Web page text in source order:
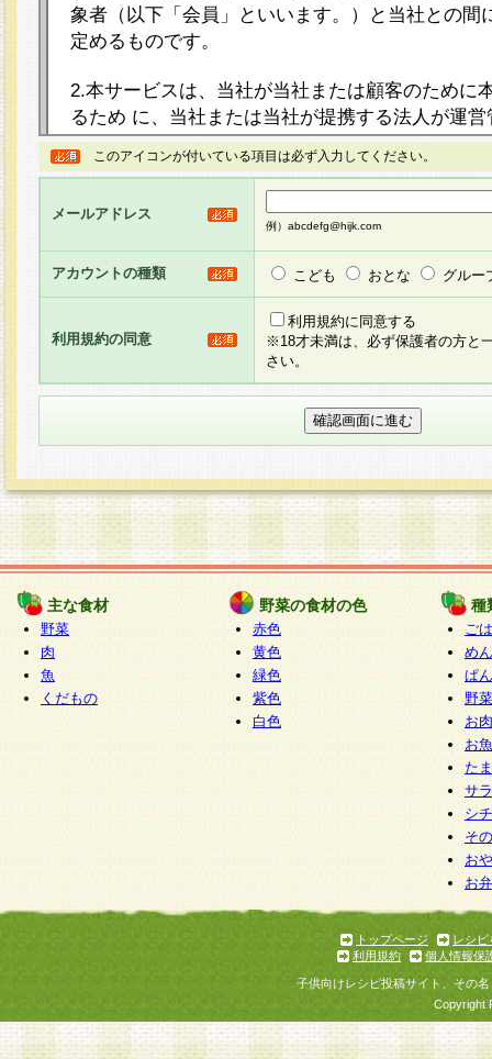
象者（以下「会員」といいます。）と当社との間
定めるものです。
2.本サービスは、当社が当社または顧客のために
るため に、当社または当社が提携する法人が運
ト（以下「本サイト」といいます。）上に本サー
ージを設け、会員がアンケー ト調査に回答する
し、その結果を当社が集計・分析その他の利用を
るものです。なお、本サービスは、それぞれの目
員に対して本サービスの依頼を行うこともあり、
た全ての会員に対して本サービスの依頼をすると
りま す。
3.当社は、会員の事前の承諾を得ることなく、当
方 法・手段にて、本規約を任意に制定、変更ま
きるものとします。改定後の本規約等は、本規約
に掲示したときに、その 他の諸規定については
てその効力を生じるものとします。
4.本規約は、会員登録希望者による会員登録手続
の当社による会員登録の承認が完了した時点で会
たものとみなされ、会員に対して適用されるもの
5.当社がお聞きする個人情報は、すべて会員登録
で提 供いただいたものと考えております。従っ
自らの個人情報の提供を希望されない場合には、
をお預かりいたしません が、提供されないこと
商品やサービス等をご利用いただけない場合があ
了承ください。
6.当社は、お客様から当社が保有している個人情
加・ 利用停止等を求められた場合には、ご本人
て確認できた場合に限り、法令に準拠して合理的
いただきます。なお、開示 請求等の請求先は個
ります。
1.会員とは、本規約等を承諾のうえ、当社所定の
了し、当社が承認した者、グループとします。な
が以下に該当する場合は会員登録をすることがで
このアイコンが付いている項目は必ず入力してください。
メールアドレス
例）abcdefg@hijk.com
アカウントの種類 こども おとな グルー
利用規約の同意
利用規約に同意する
※18才未満は、必ず保護者の方と
さい。
主な食材
野菜
肉
魚
くだもの
野菜の食材の色
赤色
黄色
緑色
紫色
白色
種
ご
めん
ぱん
野
お
お
た
サ
シ
そ
お
お
トップページ
レシピ
利用規約
個人情報保
子供向けレシピ投稿サイト、その
Copyright